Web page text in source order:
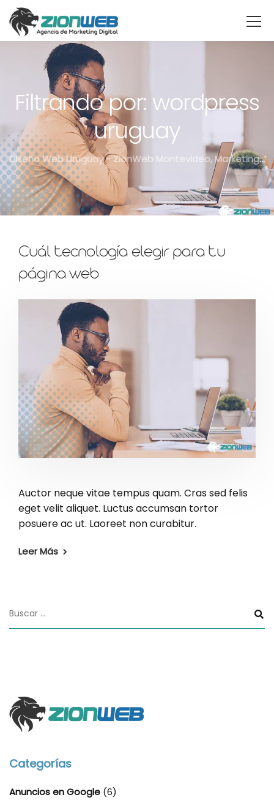
Filtrando por: wordpress
uruguay
Diseño Web Uruguay - ZionWeb Montevideo, Marketing Digital, SEO
Cuál tecnología elegir para tu
página web
Auctor neque vitae tempus quam. Cras sed felis
eget velit aliquet. Luctus accumsan tortor
posuere ac ut. Laoreet non curabitur.
Leer Más
Categorías
Anuncios en Google (6)